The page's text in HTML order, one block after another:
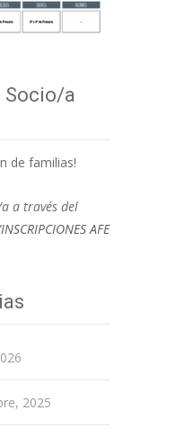
Socio/a
de familias!
a través del
AFE
2025